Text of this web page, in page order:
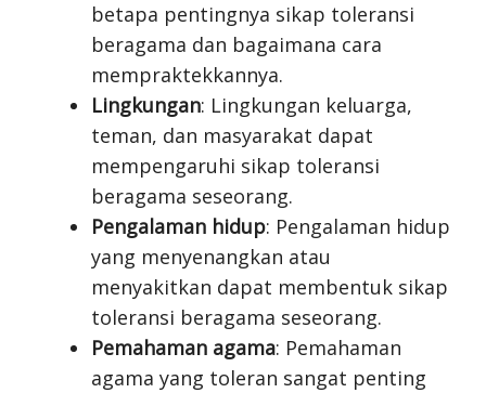
betapa pentingnya sikap toleransi
beragama dan bagaimana cara
mempraktekkannya.
Lingkungan: Lingkungan keluarga,
teman, dan masyarakat dapat
mempengaruhi sikap toleransi
beragama seseorang.
Pengalaman hidup: Pengalaman hidup
yang menyenangkan atau
menyakitkan dapat membentuk sikap
toleransi beragama seseorang.
Pemahaman agama: Pemahaman
agama yang toleran sangat penting